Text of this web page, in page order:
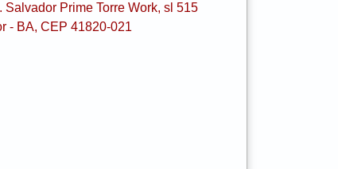
Prime Torre Work, sl 515
- BA, CEP 41820-021